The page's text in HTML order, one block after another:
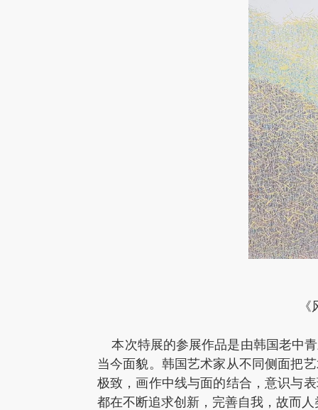
本次特展的参展作品是由韩国老中
当今面貌。韩国艺术家从不同侧面把
极致，画作中线与面的结合，意识与
都在不断追求创新，完善自我，故而